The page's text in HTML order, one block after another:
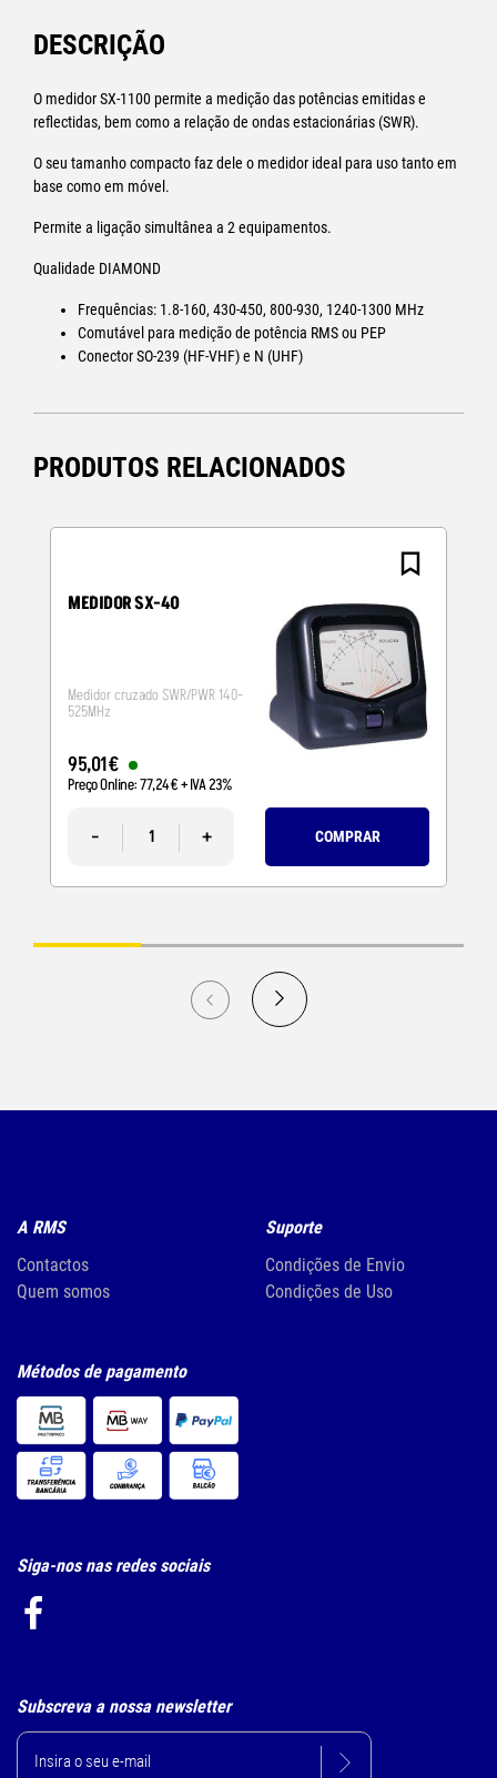
DESCRIÇÃO
O medidor SX-1100 permite a medição das potências emitidas e
reflectidas, bem como a relação de ondas estacionárias (SWR).
O seu tamanho compacto faz dele o medidor ideal para uso tanto em
base como em móvel.
Permite a ligação simultânea a 2 equipamentos.
Qualidade DIAMOND
Frequências: 1.8-160, 430-450, 800-930, 1240-1300 MHz
Comutável para medição de potência RMS ou PEP
Conector SO-239 (HF-VHF) e N (UHF)
PRODUTOS RELACIONADOS
MEDIDOR SX-40
Medidor cruzado SWR/PWR 140-
525MHz
95,01€
Preço Online:77,24€+ IVA 23%
- + COMPRAR
A RMS
Contactos
Quem somos
Suporte
Condições de Envio
Condições de Uso
Métodos de pagamento
Siga-nos nas redes sociais
Subscreva a nossa newsletter